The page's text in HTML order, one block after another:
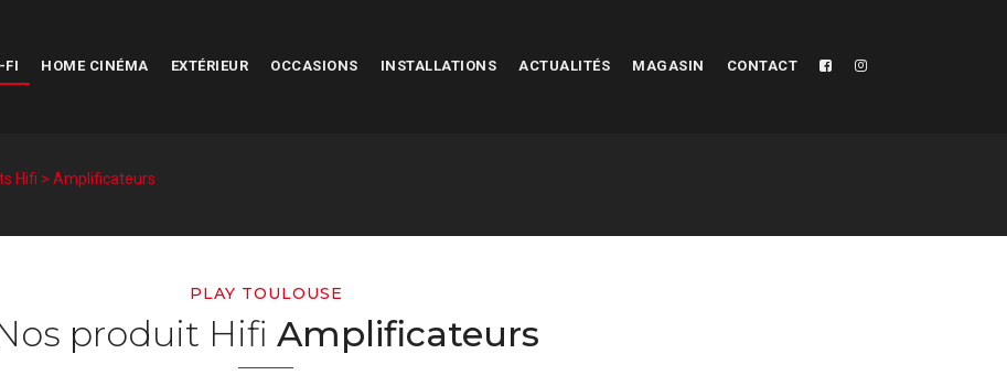
FI HOME CINÉMA EXTÉRIEUR OCCASIONS INSTALLATIONS ACTUALITÉS MAGASIN CONTACT
Hifi > Amplificateurs
PLAY TOULOUSE
produit Hifi Amplificateurs